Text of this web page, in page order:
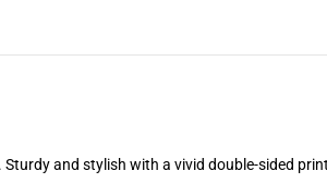
Sturdy and stylish with a vivid double-sided print